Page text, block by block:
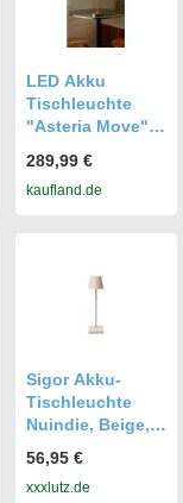
LED Akku
Tischleuchte
"Asteria Move"
Messing
289,99 €
kaufland.de
Sigor Akku-
Tischleuchte
Nuindie, Beige,
rund,rund,
warmweiß,
56,95 €
xxxlutz.de